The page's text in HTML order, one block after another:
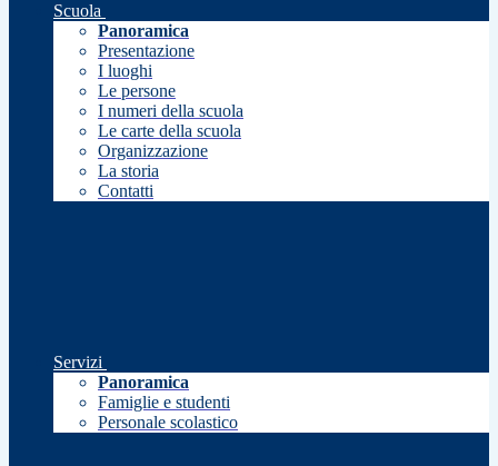
Scuola
Panoramica
Presentazione
I luoghi
Le persone
I numeri della scuola
Le carte della scuola
Organizzazione
La storia
Contatti
Servizi
Panoramica
Famiglie e studenti
Personale scolastico